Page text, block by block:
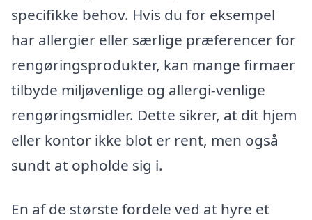
specifikke behov. Hvis du for eksempel
har allergier eller særlige præferencer for
rengøringsprodukter, kan mange firmaer
tilbyde miljøvenlige og allergi-venlige
rengøringsmidler. Dette sikrer, at dit hjem
eller kontor ikke blot er rent, men også
sundt at opholde sig i.
En af de største fordele ved at hyre et